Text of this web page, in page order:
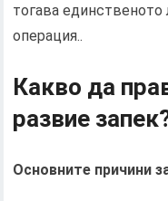
тогава
операция..
Какво да
развие
Основните причини